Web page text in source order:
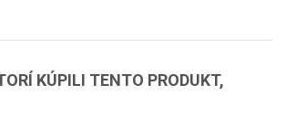
KÚPILI TENTO PRODUKT,